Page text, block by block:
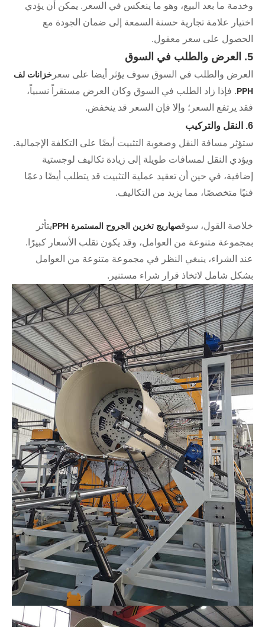
وخدمة ما بعد البيع، وهو ما ينعكس في السعر. يمكن أن يؤدي
اختيار علامة تجارية حسنة السمعة إلى ضمان الجودة مع
الحصول على سعر معقول.
5. العرض والطلب في السوق
العرض والطلب في السوق سوف يؤثر أيضا على سعر خزانات لف
PPH. فإذا زاد الطلب في السوق وكان العرض مستقراً نسبياً،
فقد يرتفع السعر؛ وإلا فإن السعر قد ينخفض.
6. النقل والتركيب
ستؤثر مسافة النقل وصعوبة التثبيت أيضًا على التكلفة الإجمالية.
ويؤدي النقل لمسافات طويلة إلى زيادة تكاليف لوجستية
إضافية، في حين أن تعقيد عملية التثبيت قد يتطلب أيضًا دعمًا
فنيًا متخصصًا، مما يزيد من التكاليف.
خلاصة القول، سوقصهاريج تخزين الجروح المستمرة PPH
يتأثر
بمجموعة متنوعة من العوامل، وقد يكون تقلب الأسعار كبيرًا.
عند الشراء، ينبغي النظر في مجموعة متنوعة من العوامل
بشكل شامل لاتخاذ قرار شراء مستنير.